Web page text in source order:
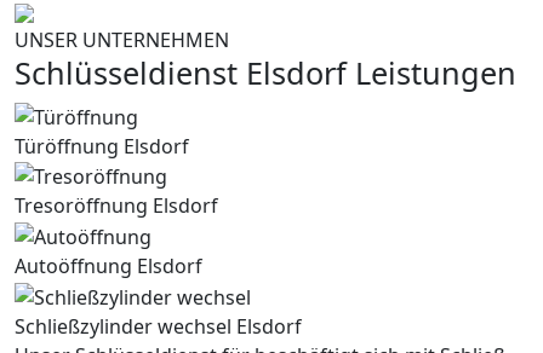
UNSER UNTERNEHMEN
Schlüsseldienst Elsdorf Leistungen
Türöffnung Elsdorf
Tresoröffnung Elsdorf
Autoöffnung Elsdorf
Schließzylinder wechsel Elsdorf